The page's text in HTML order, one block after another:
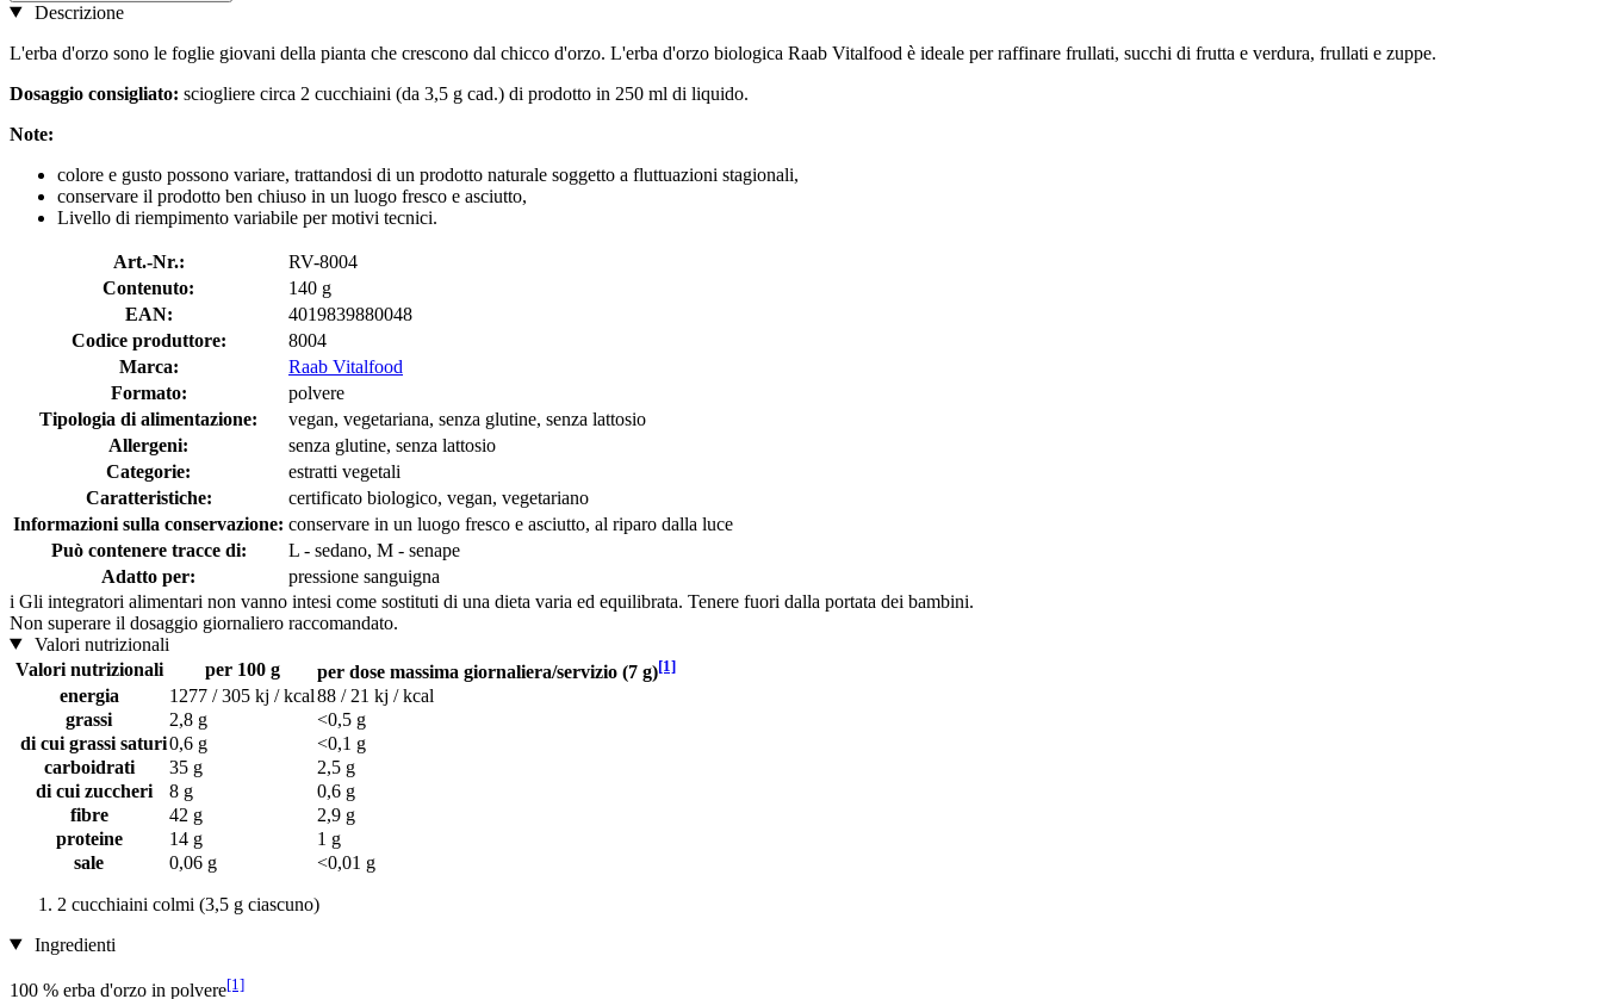
Descrizione
L'erba d'orzo sono le foglie giovani della pianta che crescono dal chicco d'orzo. L'erba d'orzo biologica Raab Vitalfood è ideale per raffinare frullati, succhi di frutta e verdura, frullati e zuppe.
Dosaggio consigliato: sciogliere circa 2 cucchiaini (da 3,5 g cad.) di prodotto in 250 ml di liquido.
Note:
colore e gusto possono variare, trattandosi di un prodotto naturale soggetto a fluttuazioni stagionali,
conservare il prodotto ben chiuso in un luogo fresco e asciutto,
Livello di riempimento variabile per motivi tecnici.
Art.-Nr.:
RV-8004
Contenuto:
140 g
EAN:
4019839880048
Codice produttore:
8004
Marca:
Raab Vitalfood
Formato:
polvere
Tipologia di alimentazione:
vegan, vegetariana, senza glutine, senza lattosio
Allergeni:
senza glutine, senza lattosio
Categorie:
estratti vegetali
Caratteristiche:
certificato biologico, vegan, vegetariano
Informazioni sulla conservazione: conservare in un luogo fresco e asciutto, al riparo dalla luce
Può contenere tracce di:
L - sedano, M - senape
Adatto per:
pressione sanguigna
i Gli integratori alimentari non vanno intesi come sostituti di una dieta varia ed equilibrata. Tenere fuori dalla portata dei bambini.
Non superare il dosaggio giornaliero raccomandato.
Valori nutrizionali
Valori nutrizionali
per 100 g per dose massima giornaliera/servizio (7 g)[1]
energia 1277 / 305 kj / kcal88 / 21 kj / kcal
grassi
2,8 g
<0,5 g
di cui grassi saturi0,6 g
<0,1 g
carboidrati
35 g
2,5 g
di cui zuccheri
8 g
0,6 g
fibre
42 g
2,9 g
proteine
14 g
1 g
sale
0,06 g <0,01 g
2 cucchiaini colmi (3,5 g ciascuno)
Ingredienti
100 % erba d'orzo in polvere[1]